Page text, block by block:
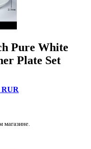
Pure White
Plate Set
RUR
магазине.